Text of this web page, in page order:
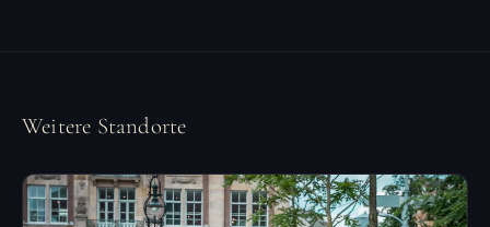
Weitere Standorte